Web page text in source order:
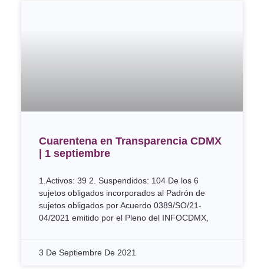
Cuarentena en Transparencia CDMX
| 1 septiembre
1.Activos: 39 2. Suspendidos: 104 De los 6
sujetos obligados incorporados al Padrón de
sujetos obligados por Acuerdo 0389/SO/21-
04/2021 emitido por el Pleno del INFOCDMX,
3 De Septiembre De 2021